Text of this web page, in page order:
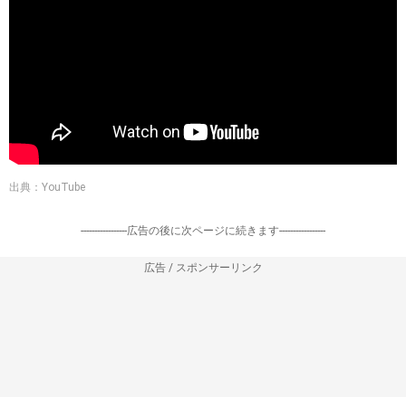
出典：YouTube
-----------------広告の後に次ページに続きます-----------------
広告 / スポンサーリンク